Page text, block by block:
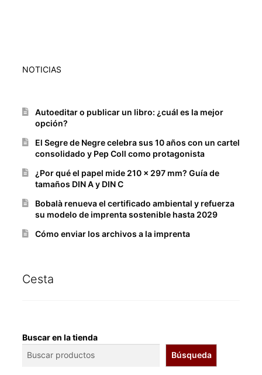
NOTICIAS
Autoeditar o publicar un libro: ¿cuál es la mejor
opción?
El Segre de Negre celebra sus 10 años con un cartel
consolidado y Pep Coll como protagonista
¿Por qué el papel mide 210 x 297 mm? Guía de
tamaños DIN A y DIN C
Bobalà renueva el certificado ambiental y refuerza
su modelo de imprenta sostenible hasta 2029
Cómo enviar los archivos a la imprenta
Cesta
Buscar en la tienda
Búsqueda